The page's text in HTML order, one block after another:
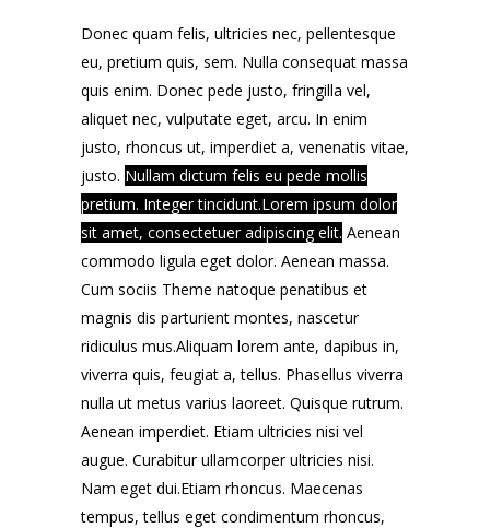
Donec quam felis, ultricies nec, pellentesque
eu, pretium quis, sem. Nulla consequat massa
quis enim. Donec pede justo, fringilla vel,
aliquet nec, vulputate eget, arcu. In enim
justo, rhoncus ut, imperdiet a, venenatis vitae,
justo. Nullam dictum felis eu pede mollis
pretium. Integer tincidunt.Lorem ipsum dolor
sit amet, consectetuer adipiscing elit. Aenean
commodo ligula eget dolor. Aenean massa.
Cum sociis Theme natoque penatibus et
magnis dis parturient montes, nascetur
ridiculus mus.Aliquam lorem ante, dapibus in,
viverra quis, feugiat a, tellus. Phasellus viverra
nulla ut metus varius laoreet. Quisque rutrum.
Aenean imperdiet. Etiam ultricies nisi vel
augue. Curabitur ullamcorper ultricies nisi.
Nam eget dui.Etiam rhoncus. Maecenas
tempus, tellus eget condimentum rhoncus,